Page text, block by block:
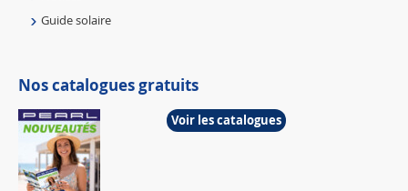
Guide solaire
Nos catalogues gratuits
Voir les catalogues